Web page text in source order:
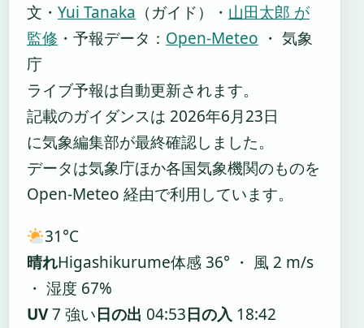
文・ Yui Tanaka （ガイド） ・ 山田太郎 が
監修 ・ 予報データ： Open-Meteo ・ 気象
庁
ライブ予報は自動更新されます。
記載のガイダンスは 2026年6月23日
に気象編集部が最終確認しました。
データは気象庁ほか各国気象機関のものを
Open-Meteo 経由で利用しています。
31°C
晴れHigashikurume体感 36° ・ 風 2 m/s
・ 湿度 67%
UV7 強い日の出 04:53日の入 18:42